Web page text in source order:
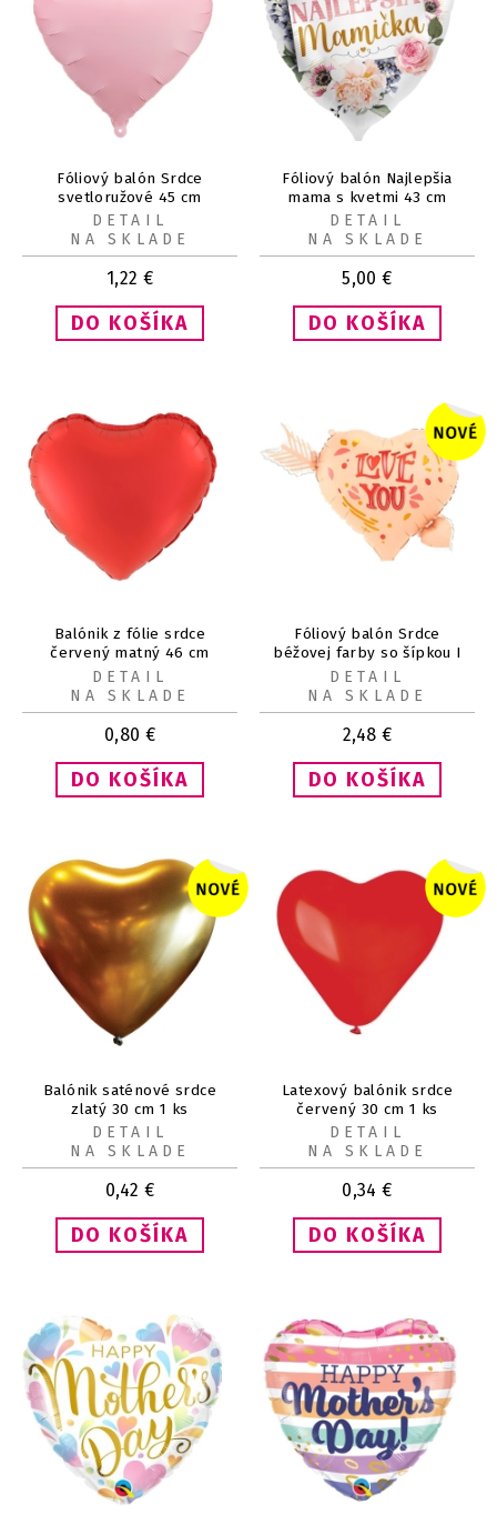
Fóliový balón Srdce
svetloružové 45 cm
1,22 €
DETAIL
NA SKLADE
Fóliový balón Najlepšia
mama s kvetmi 43 cm
5,00 €
DETAIL
NA SKLADE
Balónik z fólie srdce
červený matný 46 cm
0,80 €
DETAIL
NA SKLADE
Fóliový balón Srdce
béžovej farby so šípkou I
Love You 69x54 cm
2,48 €
DETAIL
NA SKLADE
Balónik saténové srdce
zlatý 30 cm 1 ks
0,42 €
DETAIL
NA SKLADE
Latexový balónik srdce
červený 30 cm 1 ks
0,34 €
DETAIL
NA SKLADE